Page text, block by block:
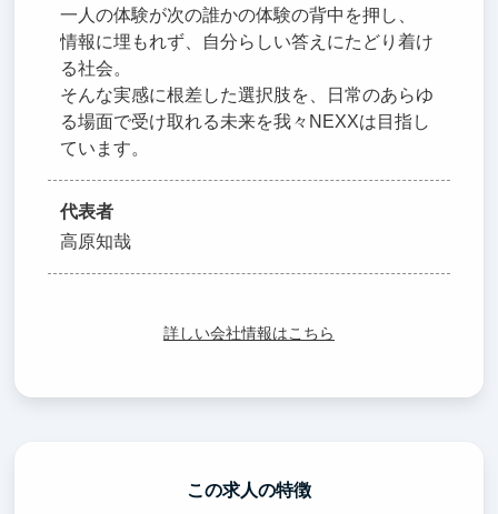
一人の体験が次の誰かの体験の背中を押し、
情報に埋もれず、自分らしい答えにたどり着け
る社会。
そんな実感に根差した選択肢を、日常のあらゆ
る場面で受け取れる未来を我々NEXXは目指し
ています。
代表者
高原知哉
詳しい会社情報はこちら
この求人の特徴